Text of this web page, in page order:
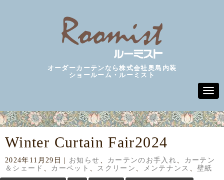
オーダーカーテンなら株式会社奥島内装
ショールーム・ルーミスト
N
a
i
g
n
Winter Curtain Fair2024
2024年11月29日 | お知らせ カーテンのお手入れ
カーテン
＆シェード
カーペット スクリーン メンテナンス 、壁紙